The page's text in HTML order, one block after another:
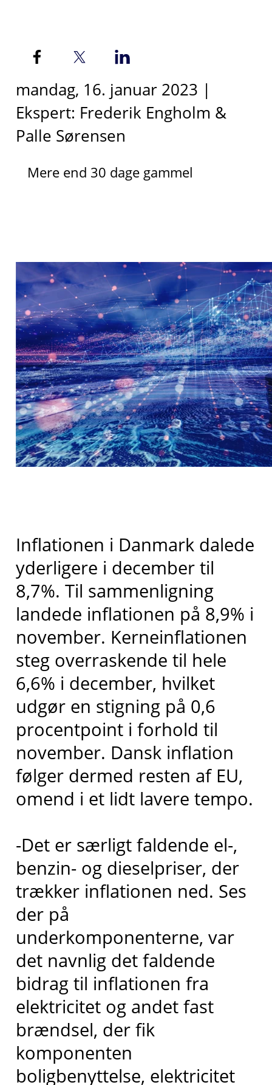
mandag, 16. januar 2023 |
Ekspert: Frederik Engholm &
Palle Sørensen
Mere end 30 dage gammel
Inflationen i Danmark dalede
yderligere i december til
8,7%. Til sammenligning
landede inflationen på 8,9% i
november. Kerneinflationen
steg overraskende til hele
6,6% i december, hvilket
udgør en stigning på 0,6
procentpoint i forhold til
november. Dansk inflation
følger dermed resten af EU,
omend i et lidt lavere tempo.
-Det er særligt faldende el-,
benzin- og dieselpriser, der
trækker inflationen ned. Ses
der på
underkomponenterne, var
det navnlig det faldende
bidrag til inflationen fra
elektricitet og andet fast
brændsel, der fik
komponenten
boligbenyttelse, elektricitet